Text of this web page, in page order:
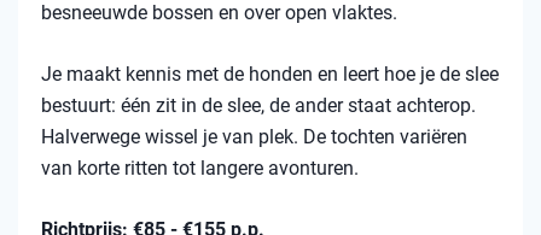
besneeuwde bossen en over open vlaktes.
Je maakt kennis met de honden en leert hoe je de slee
bestuurt: één zit in de slee, de ander staat achterop.
Halverwege wissel je van plek. De tochten variëren
van korte ritten tot langere avonturen.
Richtprijs: €85 - €155 p.p.